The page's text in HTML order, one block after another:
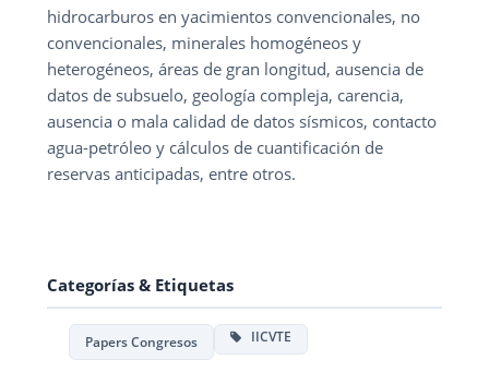
hidrocarburos en yacimientos convencionales, no
convencionales, minerales homogéneos y
heterogéneos, áreas de gran longitud, ausencia de
datos de subsuelo, geología compleja, carencia,
ausencia o mala calidad de datos sísmicos, contacto
agua-petróleo y cálculos de cuantificación de
reservas anticipadas, entre otros.
Categorías & Etiquetas
Papers Congresos IICVTE